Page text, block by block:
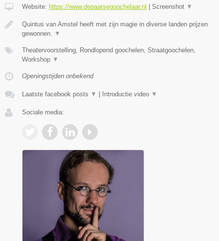
Website: https://www.depaarsegoochelaar.nl Screenshot ▼
Quintus van Amstel heeft met zijn magie in diverse landen prijzen
gewonnen. ▼
Theatervoorstelling, Rondlopend goochelen, Straatgoochelen,
Workshop ▼
Openingstijden onbekend
Laatste facebook posts ▼ Introductie video ▼
Sociale media: